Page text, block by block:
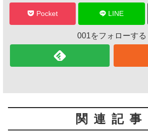
Pocket LINE
001をフォローする
関連記事